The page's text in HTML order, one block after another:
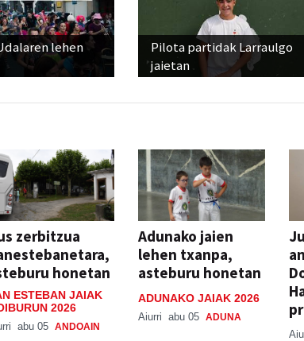
lehen
Pilota partidak Larraulgo
jaietan
zerbitzua
honetan
ESTEBAN JAIAK
2026
abu 05 ANDOAIN
Adunako jaien
lehen txanpa,
asteburu honetan
ADUNAKO JAIAK 2026
Aiurri abu 05 ADUNA